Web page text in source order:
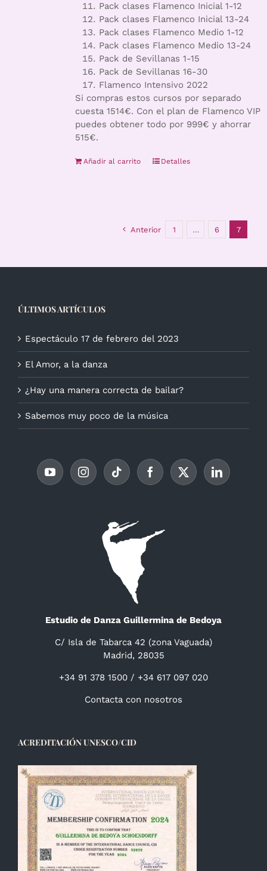
Pack clases Flamenco Inicial 1-12
Pack clases Flamenco Inicial 13-24
Pack clases Flamenco Medio 1-12
Pack clases Flamenco Medio 13-24
Pack de Sevillanas 1-15
Pack de Sevillanas 16-30
Flamenco Intensivo 2022
Si compras estos cursos por separado
cuesta 1514€. Con el plan de Flamenco VIP
puedes obtener todo por 999€ y ahorrar
515€.
Añadir al carrito Detalles
Anterior 1 … 6 7
ÚLTIMOS ARTÍCULOS
Espectáculo 17 de febrero del 2023
El Amor, a la danza
¿Hay una manera correcta de bailar?
Sabemos muy poco de la música
Estudio de Danza Guillermina de Bedoya
C/ Isla de Tabarca 42 (zona Vaguada)
Madrid, 28035
+34 91 378 1500 / +34 617 097 020
Contacta con nosotros
ACREDITACIÓN UNESCO/CID